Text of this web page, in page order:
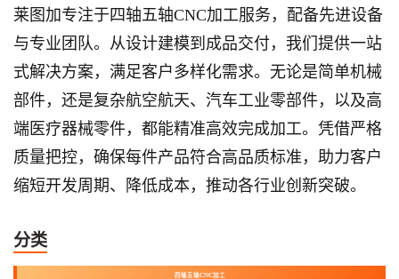
莱图加专注于四轴五轴CNC加工服务，配备先进设备
与专业团队。从设计建模到成品交付，我们提供一站
式解决方案，满足客户多样化需求。无论是简单机械
部件，还是复杂航空航天、汽车工业零部件，以及高
端医疗器械零件，都能精准高效完成加工。凭借严格
质量把控，确保每件产品符合高品质标准，助力客户
缩短开发周期、降低成本，推动各行业创新突破。
分类
四轴五轴CNC加工